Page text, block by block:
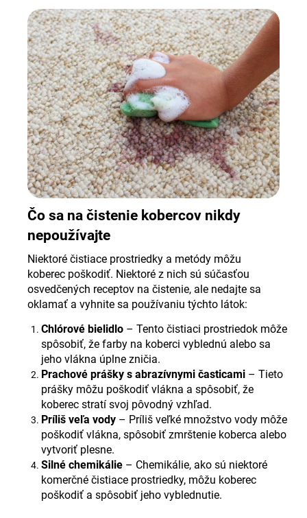
Čo sa na čistenie kobercov nikdy
nepoužívajte
Niektoré čistiace prostriedky a metódy môžu
koberec poškodiť. Niektoré z nich sú súčasťou
osvedčených receptov na čistenie, ale nedajte sa
oklamať a vyhnite sa používaniu týchto látok:
Chlórové bielidlo – Tento čistiaci prostriedok môže
spôsobiť, že farby na koberci vyblednú alebo sa
jeho vlákna úplne zničia.
Prachové prášky s abrazívnymi časticami – Tieto
prášky môžu poškodiť vlákna a spôsobiť, že
koberec stratí svoj pôvodný vzhľad.
Príliš veľa vody – Príliš veľké množstvo vody môže
poškodiť vlákna, spôsobiť zmrštenie koberca alebo
vytvoriť plesne.
Silné chemikálie – Chemikálie, ako sú niektoré
komerčné čistiace prostriedky, môžu koberec
poškodiť a spôsobiť jeho vyblednutie.